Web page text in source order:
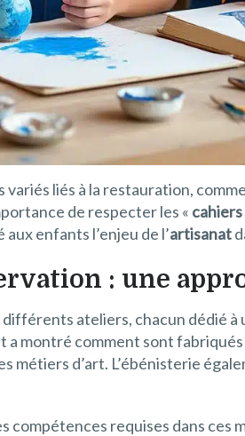
liés à la restauration,
de respecter les «
enfants l’enjeu de l’artisanat
: une
ateliers, chacun dédié
montré comment sont
métiers d’art. L’ébénisterie
compétences requises dans ces